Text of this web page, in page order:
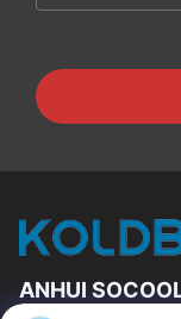
ANHUI